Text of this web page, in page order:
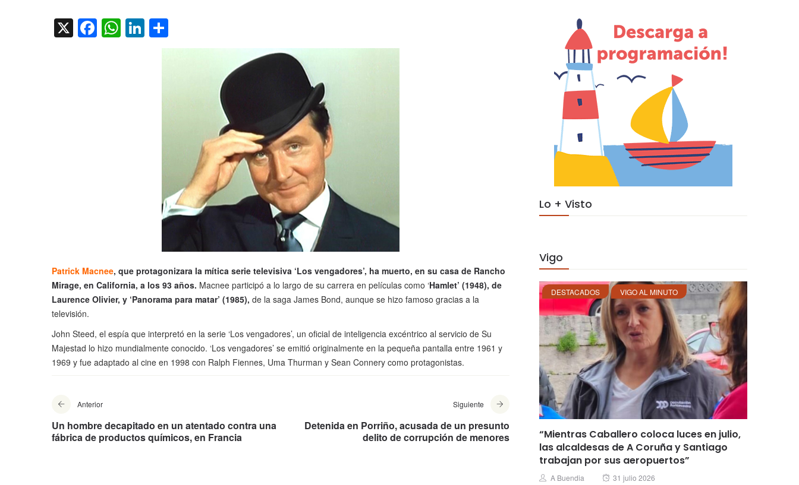
X Facebook
WhatsApp
LinkedIn
Patrick Macnee, que protagonizara la mítica serie televisiva ‘Los vengadores’, ha muerto, en su casa de Rancho
Mirage, en California, a los 93 años. Macnee participó a lo largo de su carrera en películas como ‘Hamlet’ (1948), de
Laurence Olivier, y ‘Panorama para matar’ (1985), de la saga James Bond, aunque se hizo famoso gracias a la
televisión.
John Steed, el espía que interpretó en la serie ‘Los vengadores’, un oficial de inteligencia excéntrico al servicio de Su
Majestad lo hizo mundialmente conocido. ‘Los vengadores’ se emitió originalmente en la pequeña pantalla entre 1961 y
1969 y fue adaptado al cine en 1998 con Ralph Fiennes, Uma Thurman y Sean Connery como protagonistas.
Anterior
Un hombre decapitado en un atentado contra una
fábrica de productos químicos, en Francia
Siguiente
Detenida en Porriño, acusada de un presunto
delito de corrupción de menores
Lo + Visto
Vigo
DESTACADOS VIGO AL MINUTO
“Mientras Caballero coloca luces en julio,
las alcaldesas de A Coruña y Santiago
trabajan por sus aeropuertos”
Author
A Buendia
Posted
31 julio 2026